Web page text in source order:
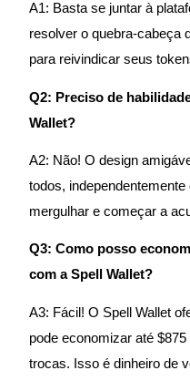
Aprenda como ganhar
Bitrue
AI
Parceiros Bitrue
A1: Basta se juntar à
resolver o quebra-cabeça
para reivindicar seus
Q2: Preciso de
Wallet?
A2: Não! O design
todos,
mergulhar e começar a
Q3: Como posso
com a Spell Wallet?
A3: Fácil! O Spell Wallet
pode economizar até
trocas. Isso é dinheiro de